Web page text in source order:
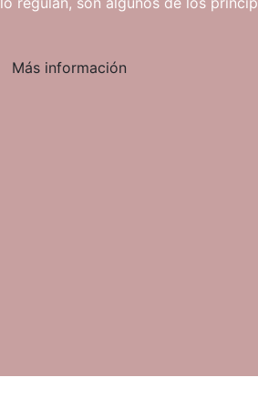
Más información